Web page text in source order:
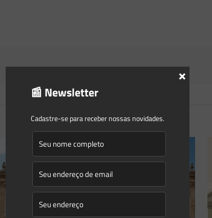
📰 Newsletter
Cadastre-se para receber nossas novidades.
×